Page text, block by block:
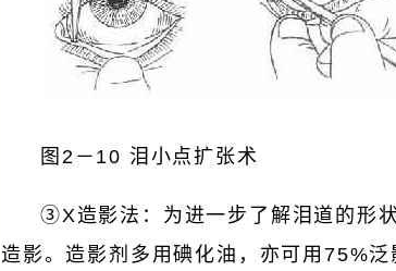
图2－10 泪小点扩张术
③X造影法：为进一步了解泪道的形
造影。造影剂多用碘化油，亦可用75%泛